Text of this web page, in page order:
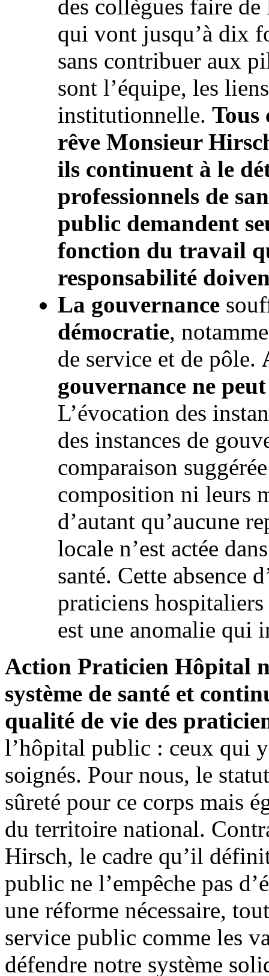
des collègues faire
qui vont jusqu’à dix
sans contribuer aux
sont l’équipe, les
institutionnelle. Tous
rêve Monsieur
ils continuent à le
professionnels de
public demandent
fonction du travail
responsabilité
La gouvernance
démocratie,
de service et de pôle.
gouvernance ne
L’évocation des
des instances de
comparaison
composition ni leurs
d’autant qu’aucune
locale n’est actée
santé. Cette absence
praticiens
est une anomalie qui
Action Praticien Hôpital
système de santé et
qualité de vie des
l’hôpital public : ceux qui
soignés. Pour nous, le
sûreté pour ce corps mais
du territoire national.
Hirsch, le cadre qu’il
public ne l’empêche pas
une réforme nécessaire,
service public comme les
défendre notre système